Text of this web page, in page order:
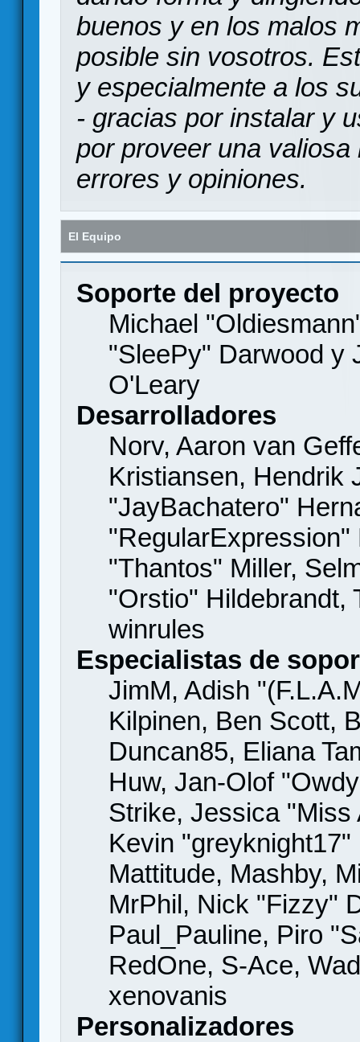
buenos y en los malos
posible sin vosotros.
y especialmente a los
- gracias por instalar y
por proveer una
errores y opiniones.
El Equipo
Soporte del proyecto
Michael
"SleePy" Darwood y
O'Leary
Desarrolladores
Norv, Aaron van
Kristiansen, Hendrik
"JayBachatero"
"Thantos" Miller,
"Orstio" Hildebrandt,
winrules
Especialistas de
JimM, Adish
Kilpinen, Ben Scott,
Duncan85, Eliana
Huw, Jan-Olof
Strike, Jessica
Kevin
Mattitude, Mashby,
MrPhil, Nick "Fizzy"
Paul_Pauline, Piro
RedOne, S-Ace,
xenovanis
Personalizadores